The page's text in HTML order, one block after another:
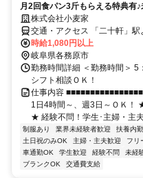
月2回食パン3斤もらえる特典有
株式会社小麦家
交通・アクセス
時給1,080円以上
岐阜県各務原市
勤務時間詳細 ＜勤務時間＞
シフト相談ＯＫ！
仕事内容
1日4時間～、週3日～ＯＫ！
★ 経験不問！学生･主婦・主
制服あり 業界未経験者歓迎 扶養内
土日祝のみOK
主婦・主夫歓迎 フリ
車通勤OK
学生歓迎 経験不問 未経
ブランクOK
交通費支給